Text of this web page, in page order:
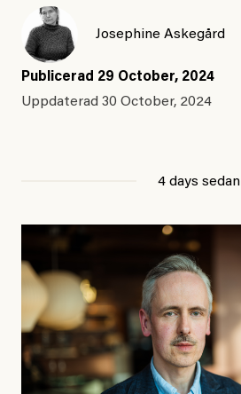
Josephine Askegård
Publicerad 29 October, 2024
Uppdaterad 30 October, 2024
4 days sedan